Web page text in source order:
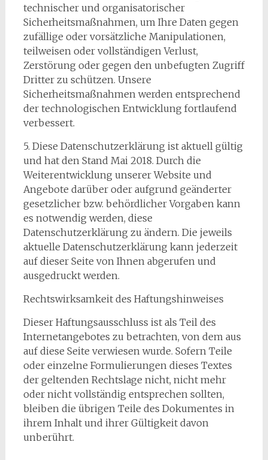
technischer und organisatorischer
Sicherheitsmaßnahmen, um Ihre Daten gegen
zufällige oder vorsätzliche Manipulationen,
teilweisen oder vollständigen Verlust,
Zerstörung oder gegen den unbefugten Zugriff
Dritter zu schützen. Unsere
Sicherheitsmaßnahmen werden entsprechend
der technologischen Entwicklung fortlaufend
verbessert.​
5. Diese Datenschutzerklärung ist aktuell gültig
und hat den Stand Mai 2018. Durch die
Weiterentwicklung unserer Website und
Angebote darüber oder aufgrund geänderter
gesetzlicher bzw. behördlicher Vorgaben kann
es notwendig werden, diese
Datenschutzerklärung zu ändern. Die jeweils
aktuelle Datenschutzerklärung kann jederzeit
auf dieser Seite von Ihnen abgerufen und
ausgedruckt werden.
Rechtswirksamkeit des Haftungshinweises
Dieser Haftungsausschluss ist als Teil des
Internetangebotes zu betrachten, von dem aus
auf diese Seite verwiesen wurde. Sofern Teile
oder einzelne Formulierungen dieses Textes
der geltenden Rechtslage nicht, nicht mehr
oder nicht vollständig entsprechen sollten,
bleiben die übrigen Teile des Dokumentes in
ihrem Inhalt und ihrer Gültigkeit davon
unberührt.